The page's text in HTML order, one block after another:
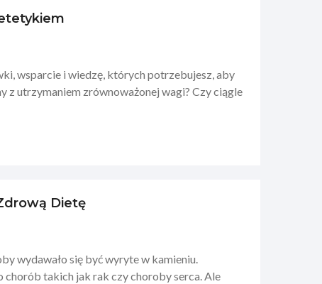
wsparcie i wiedzę, których potrzebujesz, aby
z utrzymaniem zrównoważonej wagi? Czy ciągle
Dietę
wydawało się być wyryte w kamieniu.
chorób takich jak rak czy choroby serca. Ale